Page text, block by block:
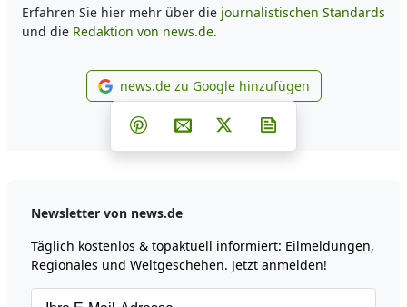
Erfahren Sie hier mehr über die journalistischen Standards
und die Redaktion von news.de.
news.de zu Google
news.de zu Google hinzufügen
Teilen auf Facebook
Teilen auf Whatsapp
Teilen auf Telegram
Teilen auf Pinterest
Per E-Mail teilen
Post auf X
Newsletter von news.de
Täglich kostenlos & topaktuell informiert: Eilmeldungen,
Regionales und Weltgeschehen. Jetzt anmelden!